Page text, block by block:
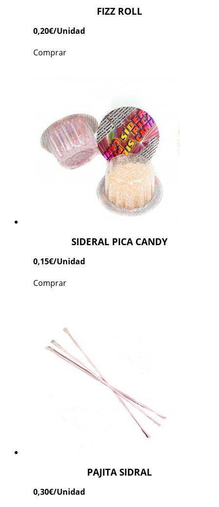
FIZZ ROLL
0,20€/Unidad
Comprar
SIDERAL PICA CANDY
0,15€/Unidad
Comprar
PAJITA SIDRAL
0,30€/Unidad